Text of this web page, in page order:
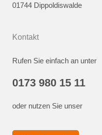
01744 Dippoldiswalde
Kontakt
Rufen Sie einfach an unter
0173 980 15 11
oder nutzen Sie unser